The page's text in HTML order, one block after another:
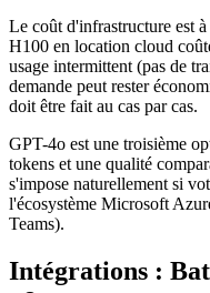
Le coût d'infrastructure est
H100 en location cloud
usage intermittent (pas de
demande peut rester
doit être fait au cas par cas.
GPT-4o est une troisième
tokens et une qualité
s'impose naturellement si
l'écosystème Microsoft
Teams).
Intégrations :